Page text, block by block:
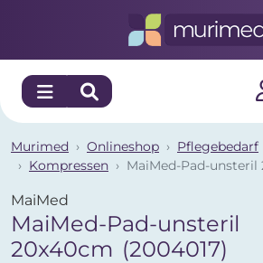
Murimed Onlineshop Pflegebedarf
Kompressen
MaiMed-Pad-unsteril
MaiMed
MaiMed-Pad-unsteril
20x40cm (2004017)